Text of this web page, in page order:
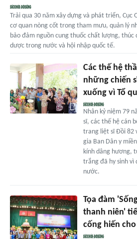
Trải qua 30 năm xây dựng và phát triển, Cục
cơ quan nòng cốt trong tham mưu, quản lý
bảo đảm nguồn cung thuốc chất lượng,
dược trong nước và hội nhập quốc tế.
Các thế hệ
những chiến
xuống vì Tổ
Nhân kỷ niệm 79
sĩ, các thế hệ cán
trang liệt sĩ Đồi 82
gia Ban Dân y
kính dâng hương,
trắng đã hy sinh
nước.
Tọa đàm
thanh niên'
cống hiến